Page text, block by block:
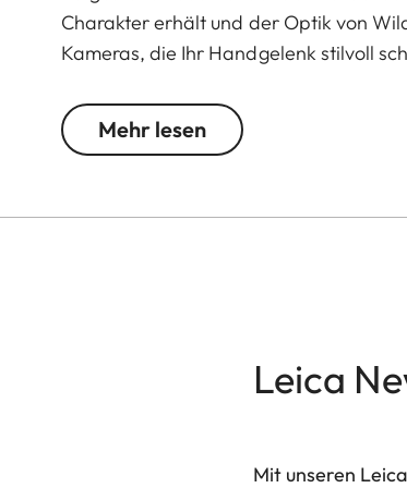
Charakter erhält und der Optik von
Kameras, die Ihr Handgelenk stilvoll
S: 107 x 70 mm (small - 165 bis 195 mm
M: 118 x 78 mm (standard - 180 bis 220
Mehr lesen
Leica
Mit unseren